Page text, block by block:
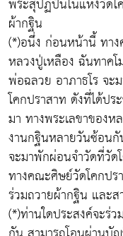
ผ้ากฐิน
(*)อนึ่ง ก่อนหน้านี้ ทาง
หลวงปู่เหลือง ฉันทาค
พ่อฉลวย อาภาธโร จะ
โคกปราสาท ดังที่ได้ป
มา ทางพระเลขาของ
งานกฐินหลายวันซ้อนกั
จะมาพักผ่อนจำวัดที่วัด
ทางคณะศิษย์วัดโคกปร
ร่วมถวายผ้ากฐิน และ
(*)ท่านใดประสงค์จะร่